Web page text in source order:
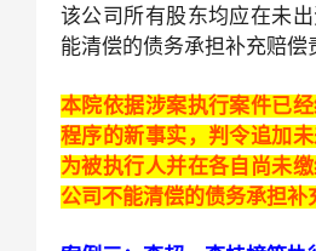
该公司所有股东均应在未
能清偿的债务承担补充赔偿
本院依据涉案执行案件已
程序的新事实，判令追加
为被执行人并在各自尚未
公司不能清偿的债务承担补